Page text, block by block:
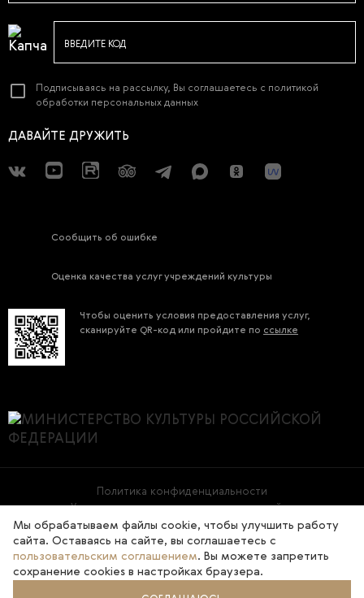
Мы обрабатываем файлы cookie, чтобы улучшить работу
сайта. Оставаясь на сайте, вы соглашаетесь с
пользовательским соглашением. Вы можете запретить
сохранение cookies в настройках браузера.
ВВЕДИТЕ КОД
Подписываясь на рассылку, Вы соглашаетесь с политикой
обработки персональных данных
ДАВАЙТЕ ДРУЖИТЬ
Сообщить об ошибке
Оценка качества услуг учреждений культуры
Чтобы оценить условия предоставления услуг,
сканируйте QR-код или пройдите по ссылке
Политика конфиденциальности
Условия использования материалов сайта
2026 © Государственная Третьяковская галерея